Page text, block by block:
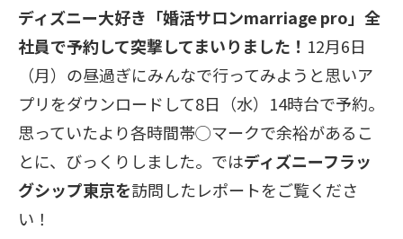
ディズニー大好き「婚活サロンmarriage pro」全
社員で予約して突撃してまいりました！ 12月6日
（月）の昼過ぎにみんなで行ってみようと思いア
プリをダウンロードして8日（水）14時台で予約。
思っていたより各時間帯◯マークで余裕があるこ
とに、びっくりしました。ではディズニーフラッ
グシップ東京を訪問したレポートをご覧くださ
い！